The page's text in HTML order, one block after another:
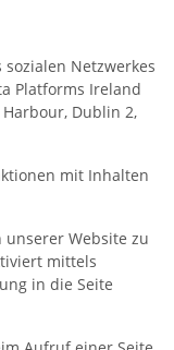
Netzwerkes
Platforms Ireland
Harbour, Dublin 2,
mit Inhalten
unserer Website zu
mittels
in die Seite